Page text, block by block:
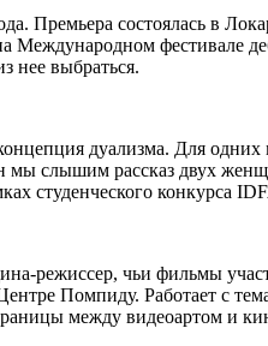
Премьера состоялась в
Международном фестивале
нее выбраться.
дуализма. Для
слышим рассказ двух
студенческого конкурса
режиссер, чьи фильмы
Помпиду. Работает с
между видеоартом и